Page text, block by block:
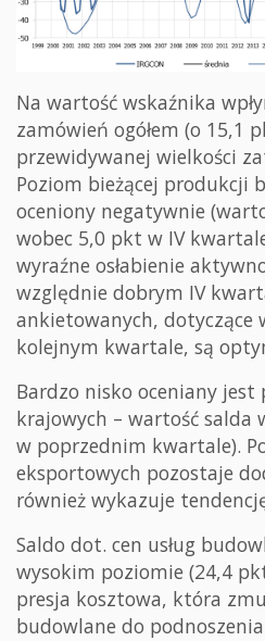
Na wartość wskaźnika
zamówień ogółem (o 15,1
przewidywanej wielkości
Poziom bieżącej produkcji
oceniony negatywnie
wobec 5,0 pkt w IV
wyraźne osłabienie
względnie dobrym IV
ankietowanych, dotyczące
kolejnym kwartale, są
Bardzo nisko oceniany
krajowych – wartość salda
w poprzednim kwartale).
eksportowych pozostaje
również wykazuje
Saldo dot. cen usług
wysokim poziomie (24,4
presja kosztowa, która
budowlane do